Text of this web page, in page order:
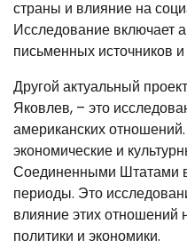
страны и влияние на
Исследование включает
письменных источников
Другой актуальный
Яковлев, – это
американских
экономические и
Соединенными Штатами
периоды. Это
влияние этих отношений
политики и экономики.